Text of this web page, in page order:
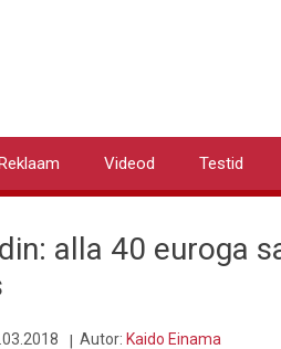
Videod Testid
alla 40 euroga
Autor: Kaido Einama